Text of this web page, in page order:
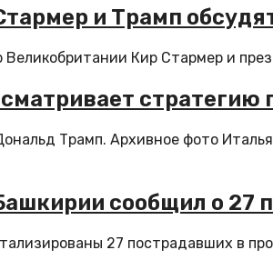
и Трамп
Кир Стармер и
Трамп. Архивное фото
сообщил о 27
27 пострадавших в